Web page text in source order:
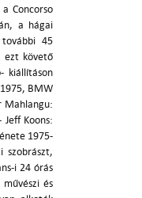
Concorso
a hágai
45
ezt követő
kiállításon
BMW
Mahlangu:
Koons:
1975-
szobrászt,
i 24 órás
és